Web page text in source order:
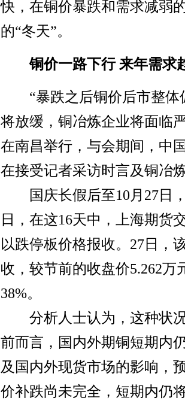
快，在铜价暴跌和需求减弱
的“冬天”。
铜价一路下行 来年需求
“暴跌之后铜价后市整体
将放缓，铜冶炼企业将面临
在南昌举行，与会期间，中
在接受记者采访时言及铜冶
国庆长假后至10月27日，
日，在这16天中，上海期货
以跌停板价格报收。27日，
收，较节前的收盘价5.262万
38%。
分析人士认为，这种状况
前而言，国内外期铜短期内
及国内外现货市场的影响，
价补跌尚未完全，短期内仍